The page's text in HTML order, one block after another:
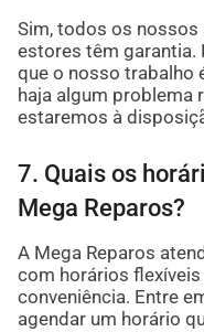
Sim, todos os
estores têm garantia.
que o nosso trabalho
haja algum problema
estaremos à
7. Quais os
Mega Reparos?
A Mega Reparos
com horários
conveniência. Entre
agendar um horário